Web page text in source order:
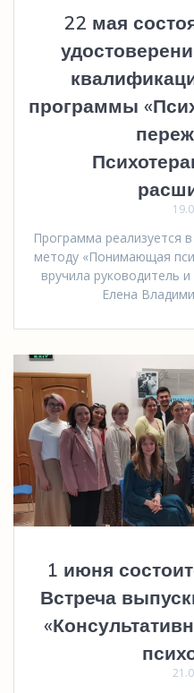
22 мая
программы
Программа реализуется
методу «Понимающая
вручила руководитель
Елена
1 июня
Встреча